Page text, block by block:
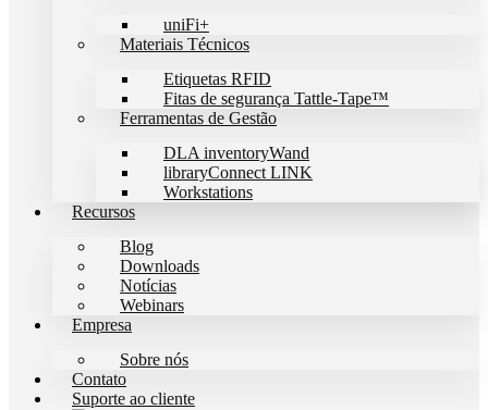
uniFi+
Materiais Técnicos
Etiquetas RFID
Fitas de segurança Tattle-Tape™
Ferramentas de Gestão
DLA inventoryWand
libraryConnect LINK
Workstations
Recursos
Blog
Downloads
Notícias
Webinars
Empresa
Sobre nós
Contato
Suporte ao cliente